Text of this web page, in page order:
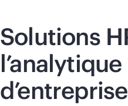
Solutions
l’analytique
d’entreprise